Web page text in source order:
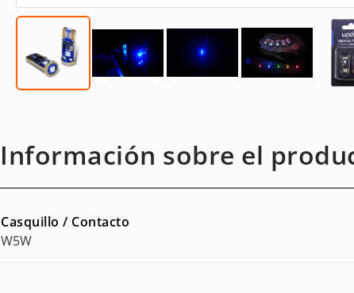
Información sobre el
Casquillo / Contacto
W5W